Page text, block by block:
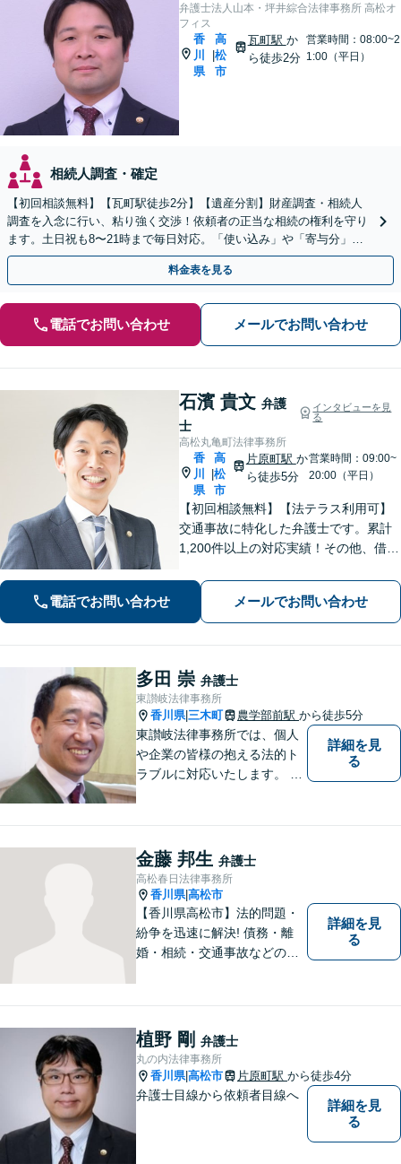
弁護士法人山本・坪井綜合法律事務所 高松オ
フィス
香
川
県
高
松
市
瓦町駅 か
ら徒歩2分
営業時間：08:00~2
1:00（平日）
相続人調査・確定
【初回相談無料】【瓦町駅徒歩2分】【遺産分割】財産調査・相続人
調査を入念に行い、粘り強く交渉！依頼者の正当な相続の権利を守り
ます。土日祝も8〜21時まで毎日対応。「使い込み」や「寄与分」の
調査もお任せください！【遺言書作成や相続放棄も対応】
料金表を見る
電話でお問い合わせ メールでお問い合わせ
石濱 貴文 弁護
士
インタビューを見
る
高松丸亀町法律事務所
香
川
県
高
松
市
片原町駅 か
ら徒歩5分
営業時間：09:00~
20:00（平日）
【初回相談無料】【法テラス利用可】
交通事故に特化した弁護士です。累計
1,200件以上の対応実績！その他、借金
題、インターネット問題など、幅広く
対応します【夜間・休日面談可】【完
全個室】【高松駅10分】
電話でお問い合わせ メールでお問い合わせ
多田 崇 弁護士
東讃岐法律事務所
香川県| 三木町 農学部前駅 から徒歩5分
東讃岐法律事務所では、個人
や企業の皆様の抱える法的ト
ラブルに対応いたします。 高
詳細を見
る
金藤 邦生 弁護士
高松春日法律事務所
香川県|高松市
【香川県高松市】法的問題・
紛争を迅速に解決! 債務・離
婚・相続・交通事故などの問
詳細を見
る
植野 剛 弁護士
丸の内法律事務所
香川県|高松市 片原町駅 から徒歩4分
弁護士目線から依頼者目線へ
詳細を見
る